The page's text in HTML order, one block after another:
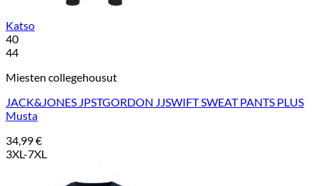
Katso
40
44
Miesten collegehousut
JACK&JONES JPSTGORDON JJSWIFT SWEAT PANTS PLUS
Musta
34,99€
3XL-7XL